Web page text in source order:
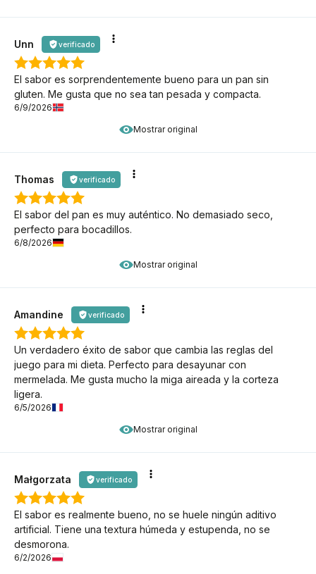
Mostrar original
Unn verificado
El sabor es sorprendentemente bueno para un pan sin
gluten. Me gusta que no sea tan pesada y compacta.
6/9/2026
Mostrar original
Thomas verificado
El sabor del pan es muy auténtico. No demasiado seco,
perfecto para bocadillos.
6/8/2026
Mostrar original
Amandine verificado
Un verdadero éxito de sabor que cambia las reglas del
juego para mi dieta. Perfecto para desayunar con
mermelada. Me gusta mucho la miga aireada y la corteza
ligera.
6/5/2026
Małgorzata verificado
El sabor es realmente bueno, no se huele ningún aditivo
artificial. Tiene una textura húmeda y estupenda, no se
desmorona.
6/2/2026